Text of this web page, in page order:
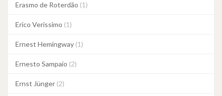
Erasmo de Roterdão (1)
Erico Verissimo (1)
Ernest Hemingway (1)
Ernesto Sampaio (2)
Ernst Jünger (2)